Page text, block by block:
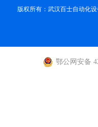
版权所有：武汉百士自动化
鄂公网安备